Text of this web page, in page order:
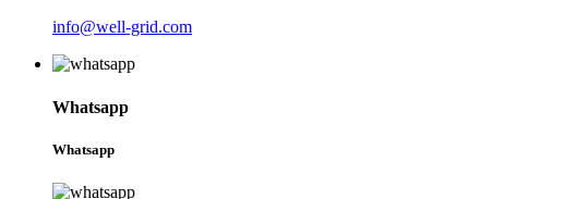
info@well-grid.com
Whatsapp
Whatsapp